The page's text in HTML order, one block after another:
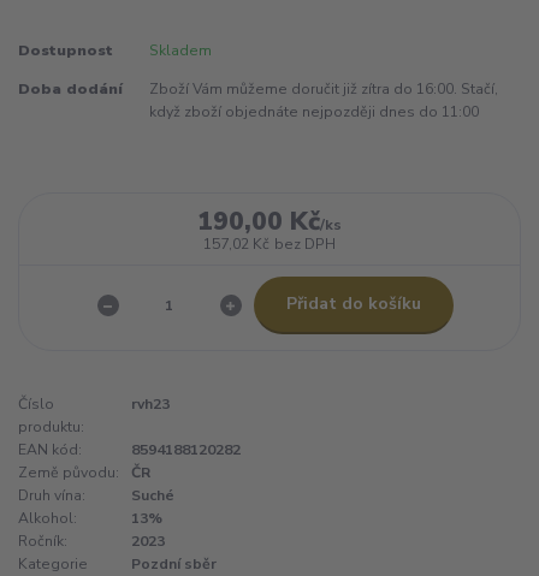
Dostupnost Skladem
Doba dodání
Zboží Vám můžeme doručit již zítra do 16:00. Stačí,
když zboží objednáte nejpozději dnes do 11:00
190,00 Kč/ks
157,02 Kč bez DPH
Přidat do košíku
Číslo
produktu:
rvh23
EAN kód:
8594188120282
Země původu:
ČR
Druh vína:
Suché
Alkohol:
13%
Ročník:
2023
Kategorie
Pozdní sběr